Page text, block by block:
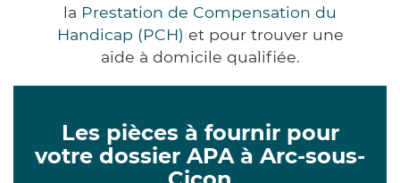
la Prestation de Compensation du
Handicap (PCH) et pour trouver une
aide à domicile qualifiée.
Les pièces à fournir pour
votre dossier APA à Arc-sous-